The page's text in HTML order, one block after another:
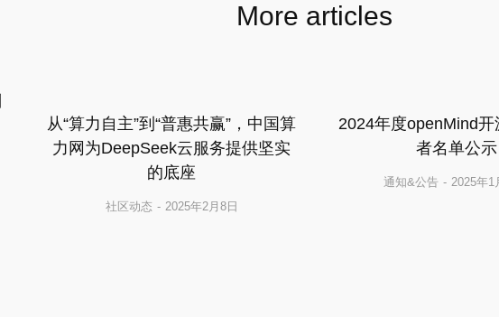
More articles
从“算力自主”到“普惠共赢”，中国算
力网为DeepSeek云服务提供坚实
的底座
社区动态 2025年2月8日
2024年度openMind开
者名单公示
通知&公告 2025年1